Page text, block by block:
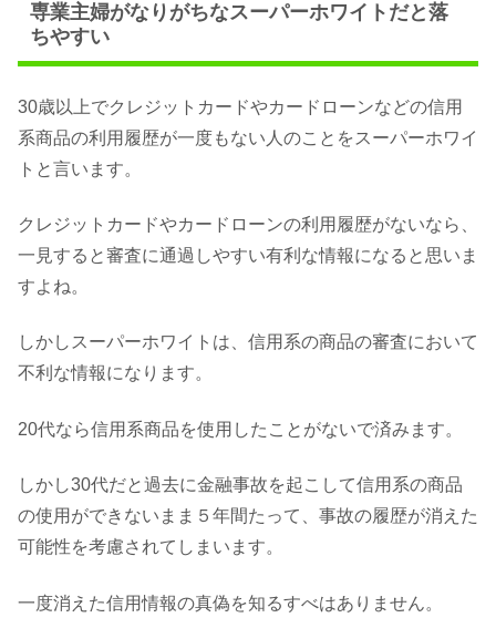
専業主婦がなりがちなスーパーホワイトだと落
ちやすい
30歳以上でクレジットカードやカードローンなどの信用
系商品の利用履歴が一度もない人のことをスーパーホワイ
トと言います。
クレジットカードやカードローンの利用履歴がないなら、
一見すると審査に通過しやすい有利な情報になると思いま
すよね。
しかしスーパーホワイトは、信用系の商品の審査において
不利な情報になります。
20代なら信用系商品を使用したことがないで済みます。
しかし30代だと過去に金融事故を起こして信用系の商品
の使用ができないまま５年間たって、事故の履歴が消えた
可能性を考慮されてしまいます。
一度消えた信用情報の真偽を知るすべはありません。